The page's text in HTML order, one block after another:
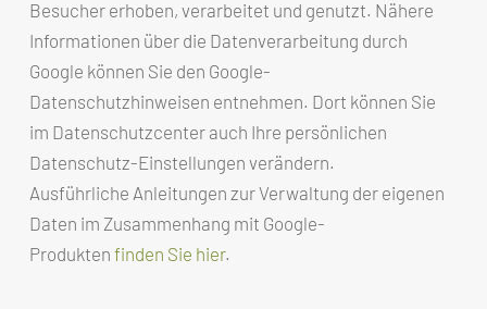
Besucher erhoben, verarbeitet und genutzt. Nähere
Informationen über die Datenverarbeitung durch
Google können Sie den Google-
Datenschutzhinweisen entnehmen. Dort können Sie
im Datenschutzcenter auch Ihre persönlichen
Datenschutz-Einstellungen verändern.
Ausführliche Anleitungen zur Verwaltung der eigenen
Daten im Zusammenhang mit Google-
Produkten finden Sie hier.